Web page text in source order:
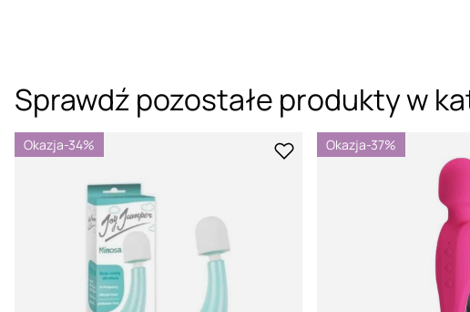
Sprawdź pozostałe produkty w
Okazja-34% Okazja-37%